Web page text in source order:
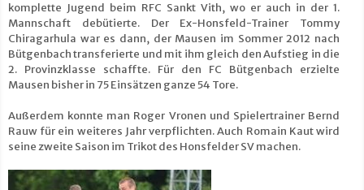
komplette Jugend beim RFC Sankt Vith, wo er auch in der 1.
Mannschaft debütierte. Der Ex-Honsfeld-Trainer Tommy
Chiragarhula war es dann, der Mausen im Sommer 2012 nach
Bütgenbach transferierte und mit ihm gleich den Aufstieg in die
2. Provinzklasse schaffte. Für den FC Bütgenbach erzielte
Mausen bisher in 75 Einsätzen ganze 54 Tore.
Außerdem konnte man Roger Vronen und Spielertrainer Bernd
Rauw für ein weiteres Jahr verpflichten. Auch Romain Kaut wird
seine zweite Saison im Trikot des Honsfelder SV machen.